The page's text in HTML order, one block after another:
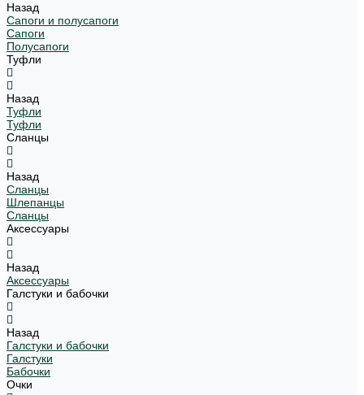
Назад
Сапоги и полусапоги
Сапоги
Полусапоги
Туфли
Назад
Туфли
Туфли
Сланцы
Назад
Сланцы
Шлепанцы
Сланцы
Аксессуары
Назад
Аксессуары
Галстуки и бабочки
Назад
Галстуки и бабочки
Галстуки
Бабочки
Очки